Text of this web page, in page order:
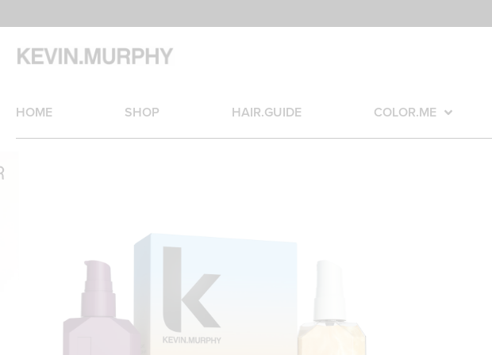
Betaal nu ook met Klarna!
HOME SHOP HAIR.GUIDE COLOR.ME
ochtend
Deze
slaapt. Het